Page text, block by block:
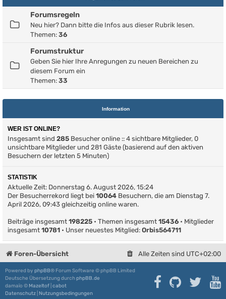
Forumsregeln
Neu hier? Dann bitte die Infos aus dieser Rubrik lesen.
Themen: 36
Forumstruktur
Geben Sie hier Ihre Anregungen zu neuen Bereichen zu
diesem Forum ein
Themen: 33
Information
WER IST ONLINE?
Insgesamt sind 285 Besucher online :: 4 sichtbare Mitglieder, 0
unsichtbare Mitglieder und 281 Gäste (basierend auf den aktiven
Besuchern der letzten 5 Minuten)
STATISTIK
Aktuelle Zeit: Donnerstag 6. August 2026, 15:24
Der Besucherrekord liegt bei 10064 Besuchern, die am Dienstag 7.
April 2026, 09:43 gleichzeitig online waren.
Beiträge insgesamt 198225 • Themen insgesamt 15436 • Mitglieder
insgesamt 10781 • Unser neuestes Mitglied: Orbis564711
Foren-Übersicht Alle Zeiten sind UTC+02:00
Powered by phpBB® Forum Software © phpBB Limited
Deutsche Übersetzung durchphpBB.de
damaïo © Mazeltof cabot
Datenschutz Nutzungsbedingungen